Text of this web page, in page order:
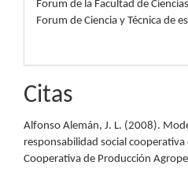
Forum de la Facultad de
Forum de Ciencia y Técnica de
Citas
Alfonso Alemán, J. L. (2008).
responsabilidad social
Cooperativa de Producción